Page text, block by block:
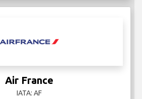
Air France
IATA: AF